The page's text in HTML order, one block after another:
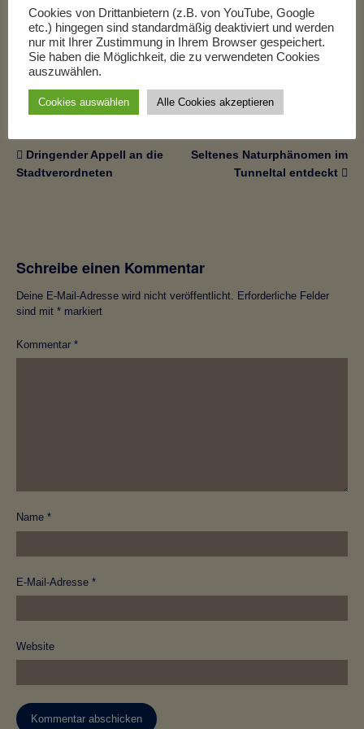
teilen
teilen
Dringender Appell an die
Stadtverordneten
Seltenes Naturphänomen im
Tunneltal entdeckt
Schreibe einen Kommentar
Deine E-Mail-Adresse wird nicht veröffentlicht. Erforderliche Felder
sind mit * markiert
Kommentar *
Name *
E-Mail-Adresse *
Website
Cookies von Drittanbietern (z.B. von YouTube, Google
etc.) hingegen sind standardmäßig deaktiviert und werden
nur mit Ihrer Zustimmung in Ihrem Browser gespeichert.
Sie haben die Möglichkeit, die zu verwendeten Cookies
auszuwählen.
Cookies auswählen Alle Cookies akzeptieren